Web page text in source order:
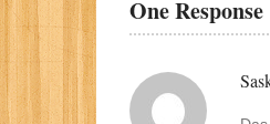
One Response